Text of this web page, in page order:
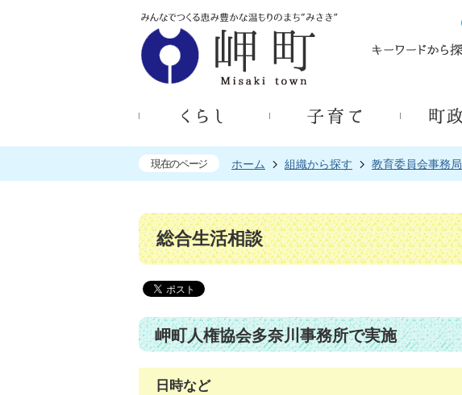
現在のページ ホーム 組織から探す 教育委員会事務局
総合生活相談
岬町人権協会多奈川事務所で実施
日時など